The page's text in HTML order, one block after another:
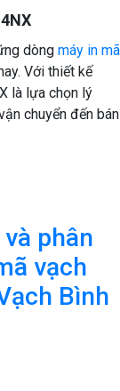
dòng máy in mã
Với thiết kế
là lựa chọn lý
chuyển đến bán